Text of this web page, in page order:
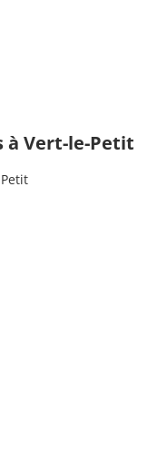
à Vert-le-Petit